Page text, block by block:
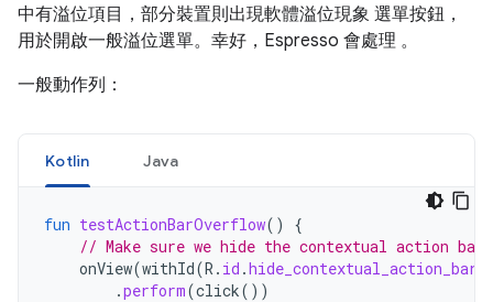
中有溢位項目，部分裝置則出現軟體溢位現象 選單按鈕，
用於開啟一般溢位選單。幸好，Espresso 會處理 。
一般動作列：
Kotlin Java
fun testActionBarOverflow()
{
// Make sure we hide the contextual action bar.
onView(withId(R . id .hide_contextual_action_bar
.perform(click())